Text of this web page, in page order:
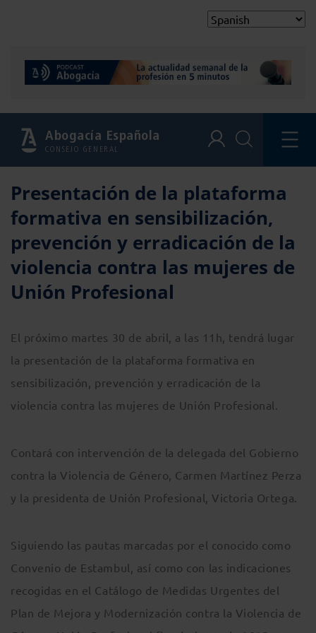
Abogacía Española
CONSEJO GENERAL
Presentación de la plataforma
formativa en sensibilización,
prevención y erradicación de la
violencia contra las mujeres de
Unión Profesional
El próximo martes 30 de abril, a las 11h, tendrá lugar
la presentación de la plataforma formativa en
sensibilización, prevención y erradicación de la
violencia contra las mujeres de Unión Profesional.
Contará con intervención de la delegada del Gobierno
contra la Violencia de Género, Carmen Martínez Perza
y la presidenta de Unión Profesional, Victoria Ortega.
Siguiendo las pautas marcadas por el conocido como
Convenio de Estambul, así como con las indicaciones
recogidas en el Catálogo de Medidas Urgentes del
Plan de Mejora y Modernización contra la Violencia de